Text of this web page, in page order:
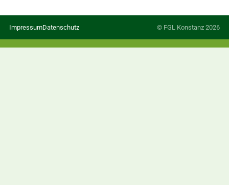
ImpressumDatenschutz © FGL Konstanz 2026